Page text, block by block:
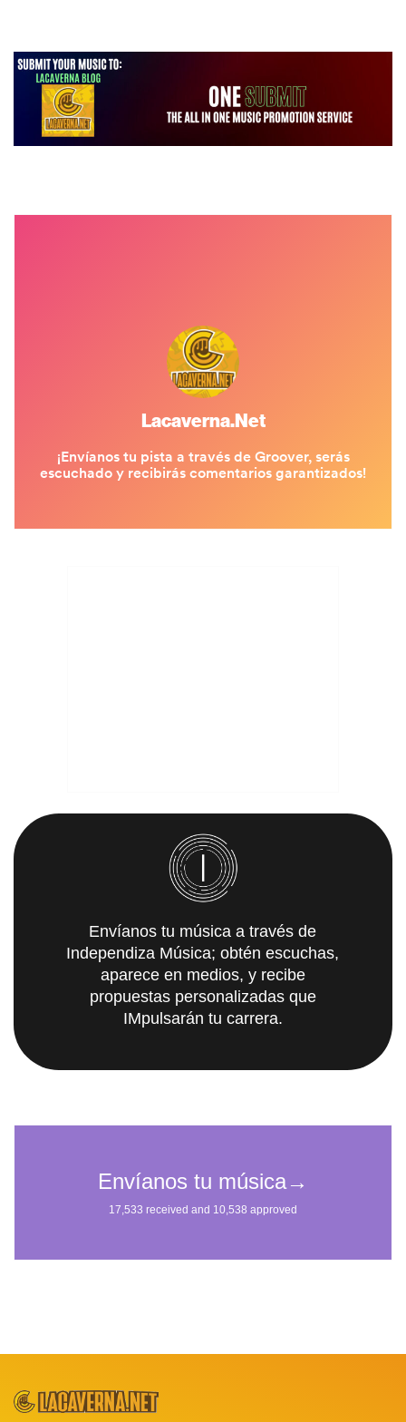
Envíanos tu música a través de
Independiza Música; obtén escuchas,
aparece en medios, y recibe
propuestas personalizadas que
IMpulsarán tu carrera.